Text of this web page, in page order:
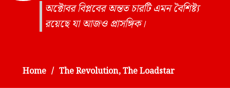
অক্টোবর বিপ্লবের অন্তত চারটি এমন বৈশিষ্ট্য
রয়েছে যা আজও প্রাসঙ্গিক।
Home The Revolution, The Loadstar